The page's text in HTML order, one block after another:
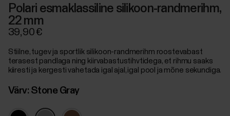
Polari esmaklassiline silikoon-randmerihm,
22 mm
39,90 €
Stiilne, tugev ja sportlik silikoon-randmerihm roostevabast
terasest pandlaga ning kiirvabastustihvtidega, et rihmu saaks
kiiresti ja kergesti vahetada igal ajal, igal pool ja mõne sekundiga.
Värv: Stone Gray